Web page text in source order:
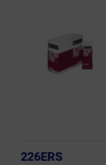
226ERS